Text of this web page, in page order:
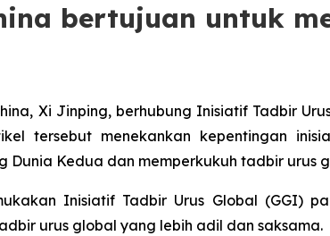
bertujuan untuk
Xi Jinping, berhubung Inisiatif Tadbir
tersebut menekankan kepentingan
Dunia Kedua dan memperkukuh tadbir urus
Inisiatif Tadbir Urus Global (GGI)
urus global yang lebih adil dan saksama.